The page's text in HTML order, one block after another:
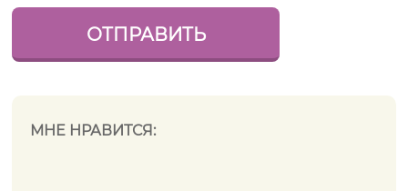
МНЕ НРАВИТСЯ: